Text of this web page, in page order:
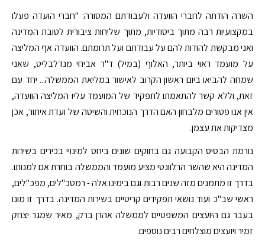
השרה הודתה לחברי הוועדה ולעבודתם המסורה: "חברי הועדה פעלו
במקצועיות רבה מתוך ביסודיות, מתוך שליחות ציבורית לטובת המדינה
ואני מבקשת להודות להם על עבודתם ועל תרומתם. הוועדה אף המליצה
על מועמד ראוי ביותר, האלוף (במיל) ד"ר אביחי מנדלבליט, שאני
שמחה להביאו ביום ראשון הקרוב לאישור במליאת הממשלה... יחד עם
זאת, וללא קשר להתאמתו לתפקיד של המועמד עליו המליצה הוועדה,
אין אנו פטורים מלבחון האם הדרך הנוכחית והשיטה של ועדת איתור, אכן
מצדיקות את עצמן.
נורמת הבסיס הקבועה גם בחוקים שונים ביחס למינויי בכירים בשירות
המדינה היא שהשר הרלוונטי מציע מועמד והממשלה בוחרת אם למנותו.
בדרך זו מתמנים מזה שנים רבות וגם בימינו אלה - רמטכ"לים, מפכ"לים,
ראשי שב"כ ועוד נושאי תפקידים קריטיים בשירות המדינה. בדרך זו מונו
בעבר גם היועצים המשפטיים לממשלה אהרן ברק, מאיר שמגר יצחק
זמיר ויועצים מוצלחים רבים נוספים.